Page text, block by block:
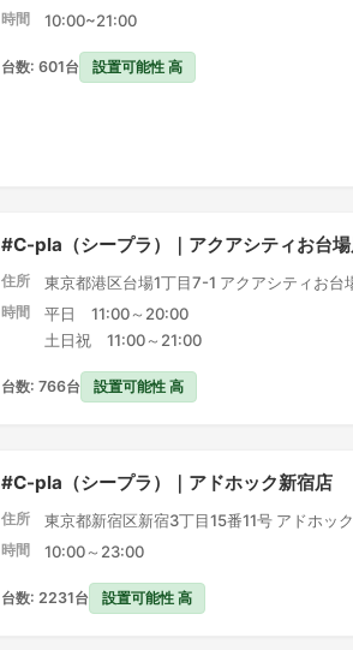
時間 10:00~21:00
台数: 601台 設置可能性 高
#C-pla（シープラ）｜アクアシティお台
住所 東京都港区台場1丁目7-1 アクアシティお台
時間
平日 11:00～20:00
土日祝 11:00～21:00
台数: 766台 設置可能性 高
#C-pla（シープラ）｜アドホック新宿店
住所 東京都新宿区新宿3丁目15番11号 アドホッ
時間 10:00～23:00
台数: 2231台 設置可能性 高